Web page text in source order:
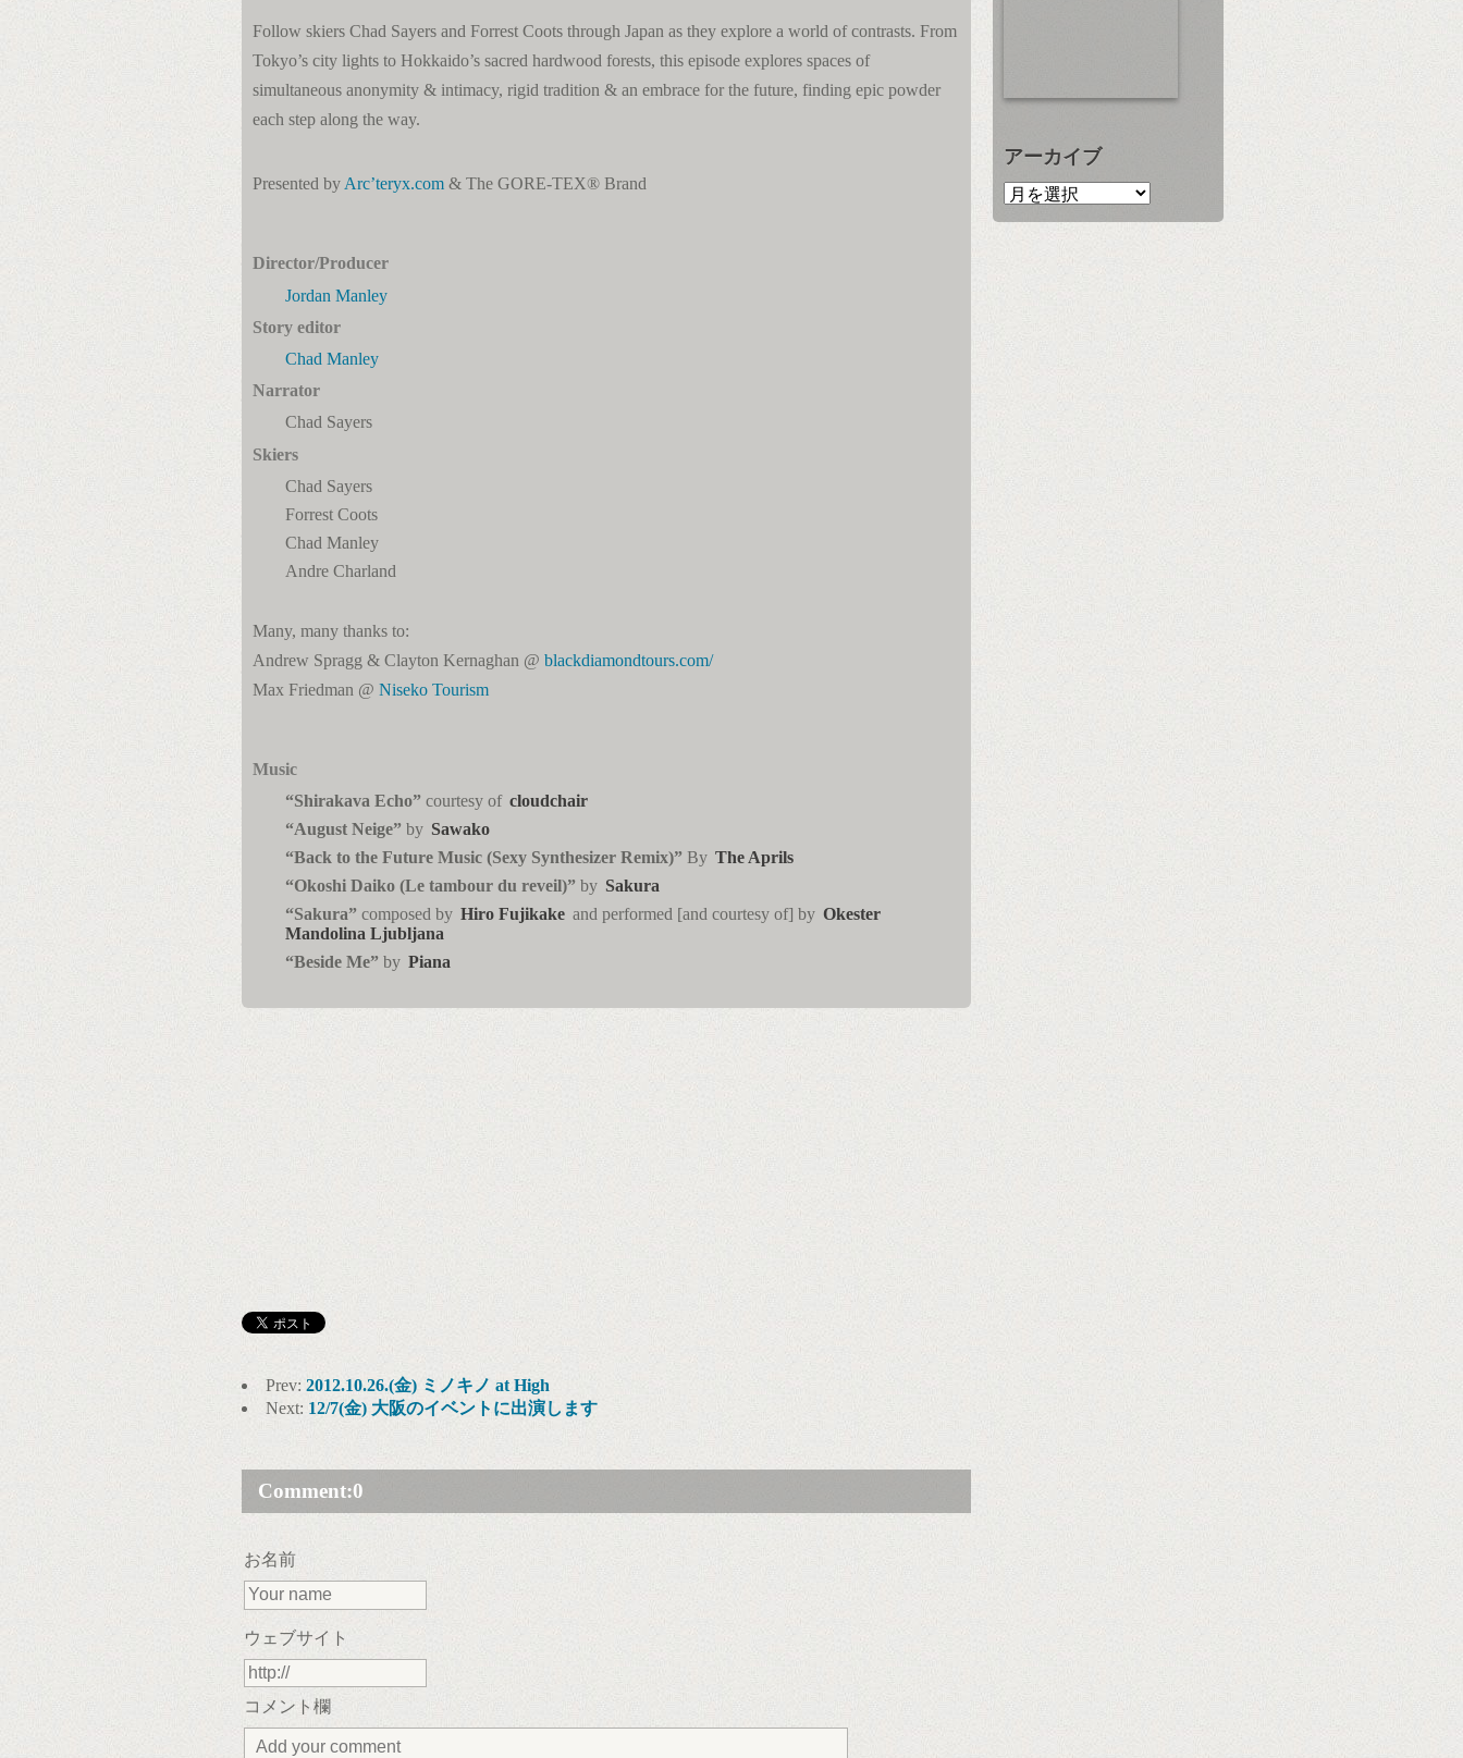
Follow skiers Chad Sayers and Forrest Coots through Japan as they explore a world of contrasts. From
Tokyo’s city lights to Hokkaido’s sacred hardwood forests, this episode explores spaces of
simultaneous anonymity & intimacy, rigid tradition & an embrace for the future, finding epic powder
each step along the way.
Presented by Arc’teryx.com & The GORE-TEX® Brand
Director/Producer
Jordan Manley
Story editor
Chad Manley
Narrator
Chad Sayers
Skiers
Chad Sayers
Forrest Coots
Chad Manley
Andre Charland
Many, many thanks to:
Andrew Spragg & Clayton Kernaghan @ blackdiamondtours.com/
Max Friedman @ Niseko Tourism
Music
“Shirakava Echo” courtesy of cloudchair
“August Neige” by Sawako
“Back to the Future Music (Sexy Synthesizer Remix)” By The Aprils
“Okoshi Daiko (Le tambour du reveil)” by Sakura
“Sakura” composed by Hiro Fujikake and performed [and courtesy of] by Okester
Mandolina Ljubljana
“Beside Me” by Piana
Prev: 2012.10.26.(金) ミノキノ at High
Next: 12/7(金) 大阪のイベントに出演します
Comment:0
お名前
ウェブサイト
コメント欄
アーカイブ